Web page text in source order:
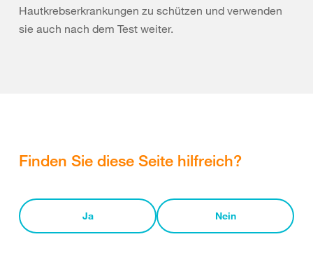
Hautkrebserkrankungen zu schützen und verwenden
sie auch nach dem Test weiter.
Finden Sie diese Seite hilfreich?
Ja Nein